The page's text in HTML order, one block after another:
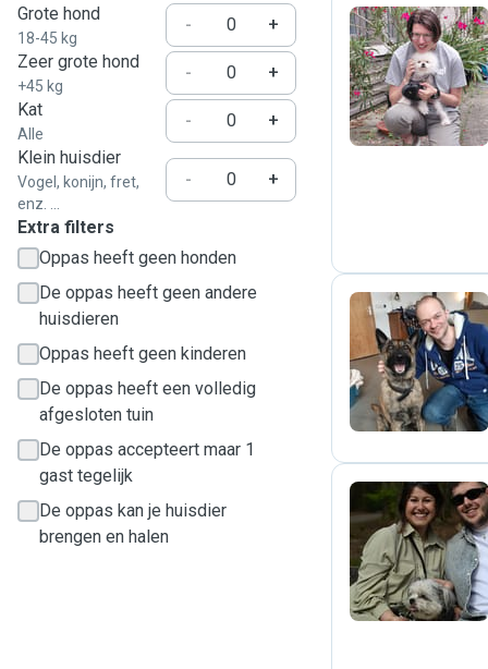
Grote hond
18-45 kg
-
+
Zeer grote hond
+45 kg
-
+
Kat
Alle
-
+
Klein huisdier
Vogel, konijn, fret,
enz. ...
- +
Extra filters
Oppas heeft geen honden
De oppas heeft geen andere
huisdieren
Oppas heeft geen kinderen
De oppas heeft een volledig
afgesloten tuin
De oppas accepteert maar 1
gast tegelijk
De oppas kan je huisdier
brengen en halen
Z
M
C